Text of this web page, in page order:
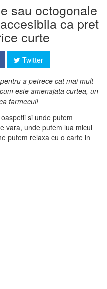
sau octogonale
ca pret
curte
Twitter
a petrece cat mai mult
este amenajata curtea, un
farmecul!
si unde putem
vara, unde putem lua micul
putem relaxa cu o carte in